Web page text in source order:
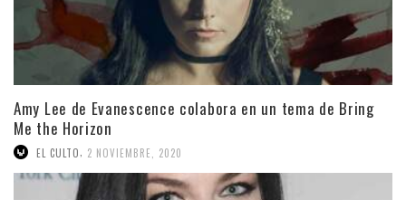
Amy Lee de Evanescence colabora en un tema de Bring
Me the Horizon
EL CULTO 2 NOVIEMBRE, 2020